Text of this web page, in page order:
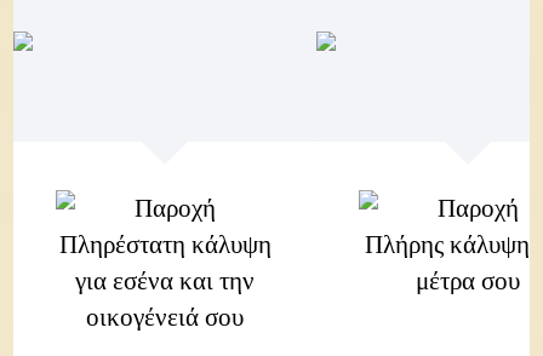
Πληρέστατη κάλυψη
για εσένα και την
οικογένειά σου
Πλήρης κάλυψη
μέτρα σου